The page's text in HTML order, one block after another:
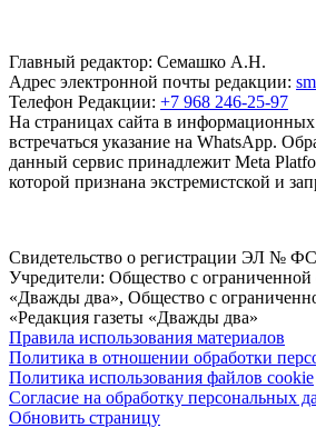
Главный редактор: Семашко А.Н.
Адрес электронной почты редакции:
Телефон Редакции: +7 968 246-25-97
На страницах сайта в
встречаться указание на WhatsApp.
данный сервис принадлежит Meta
которой признана экстремистской и
Свидетельство о регистрации ЭЛ № ФС
Учредители: Общество с ограниченной
«Дважды два», Общество с
«Редакция газеты «Дважды два»
Правила использования материалов
Политика в отношении обработки
Политика использования файлов cookie
Согласие на обработку персональных
Обновить страницу